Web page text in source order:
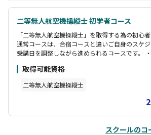
二等無人航空機操縦士 初学者コース
「二等無人航空機操縦士」を取得する為の初心者
通常コースは、合宿コースと違いご自身のスケ
受講日を調整しながら進められるコースです。
ースです。 ・指定試験期間での実地試験が免除さ
オンラインためご自宅や職場など、お好きな場所
【受講期間】 学科講習（オンライン）：10時間
取得可能資格
二等無人航空機操縦士
スクールのコ